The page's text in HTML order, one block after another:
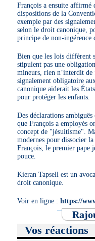
François a ensuite affirmé
dispositions de la
exemple par des
selon le droit canonique,
principe de non-ingérence
Bien que les lois diffèrent
stipulent pas une
mineurs, rien n’interdit de
signalement obligatoire
canonique aiderait les
pour protéger les enfants.
Des déclarations
que François a employés
concept de "jésuitisme".
modernes pour dissocier
François, le premier pape
pouce.
Kieran Tapsell est un
droit canonique.
Voir en ligne :https://
Vos réactions